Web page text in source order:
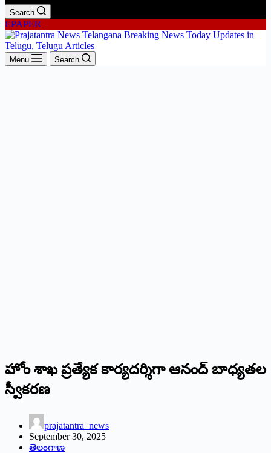
Search
EPAPER
Menu Search
హోం శాఖ ప్రత్యేక కార్యదర్శిగా ఆనంద్‌ బాధ్యతల
స్వీకరణ
prajatantra_news
September 30, 2025
తెలంగాణ